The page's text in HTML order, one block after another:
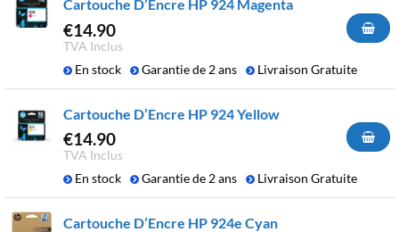
Cartouche D’Encre HP 924 Magenta
€14.90
TVA Inclus
En stock
Garantie de 2 ans Livraison Gratuite
Cartouche D’Encre HP 924 Yellow
€14.90
TVA Inclus
En stock
Garantie de 2 ans Livraison Gratuite
Cartouche D’Encre HP 924e Cyan